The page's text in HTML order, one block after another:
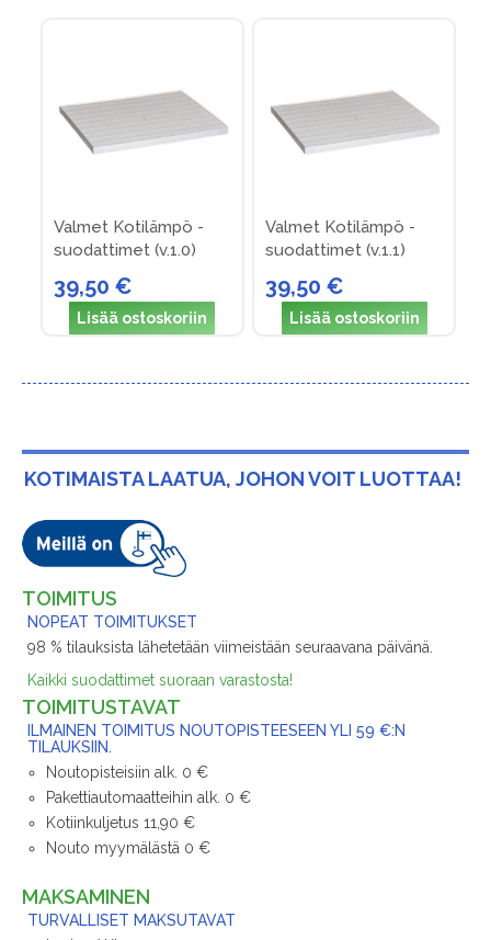
Valmet Kotilämpö -
suodattimet (v.1.0)
39,50 €
Lisää ostoskoriin
Valmet Kotilämpö -
suodattimet (v.1.1)
39,50 €
Lisää ostoskoriin
KOTIMAISTA LAATUA, JOHON VOIT LUOTTAA!
TOIMITUS
NOPEAT TOIMITUKSET
98 % tilauksista lähetetään viimeistään seuraavana päivänä.
Kaikki suodattimet suoraan varastosta!
TOIMITUSTAVAT
ILMAINEN TOIMITUS NOUTOPISTEESEEN YLI 59 €:N
TILAUKSIIN.
Noutopisteisiin alk. 0 €
Pakettiautomaatteihin alk. 0 €
Kotiinkuljetus 11,90 €
Nouto myymälästä 0 €
MAKSAMINEN
TURVALLISET MAKSUTAVAT